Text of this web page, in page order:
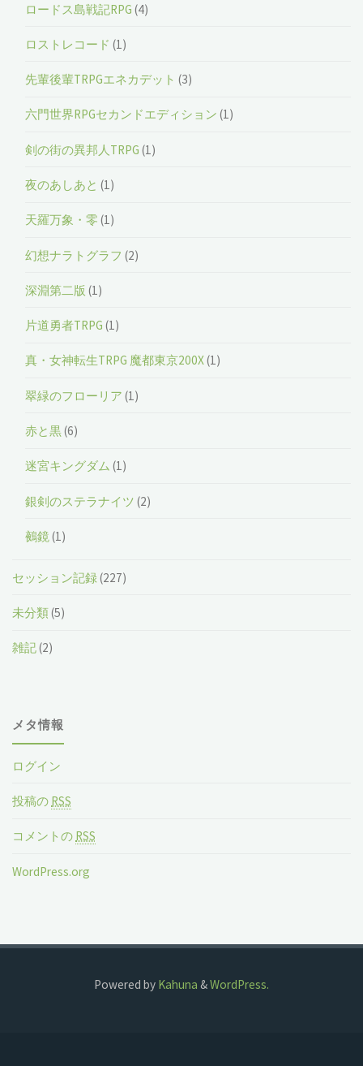
ロードス島戦記RPG (4)
ロストレコード (1)
先輩後輩TRPGエネカデット (3)
六門世界RPGセカンドエディション (1)
剣の街の異邦人TRPG (1)
夜のあしあと (1)
天羅万象・零 (1)
幻想ナラトグラフ (2)
深淵第二版 (1)
片道勇者TRPG (1)
真・女神転生TRPG 魔都東京200X(1)
翠緑のフローリア (1)
赤と黒(6)
迷宮キングダム (1)
銀剣のステラナイツ (2)
鵺鏡(1)
セッション記録(227)
未分類(5)
雑記(2)
メタ情報
ログイン
投稿の RSS
コメントの RSS
WordPress.org
Powered by Kahuna &WordPress.